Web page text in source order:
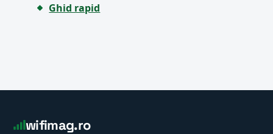
Ghid rapid
wifimag.ro